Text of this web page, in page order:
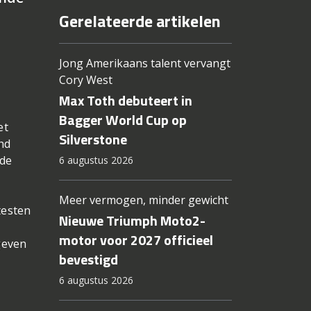
Gerelateerde artikelen
Jong Amerikaans talent vervangt
Cory West
Max Toth debuteert in
Bagger World Cup op
Silverstone
6 augustus 2026
Meer vermogen, minder gewicht
Nieuwe Triumph Moto2-
motor voor 2027 officieel
bevestigd
6 augustus 2026